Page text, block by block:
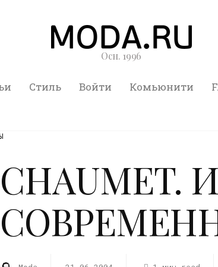
Осн. 1996
Стиль Войти Комьюнити